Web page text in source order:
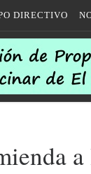
DIRECTIVO